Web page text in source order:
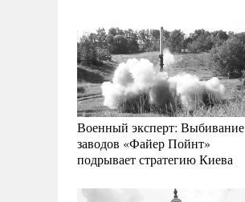
Военный эксперт: Выбивание
заводов «Файер Пойнт»
подрывает стратегию Киева